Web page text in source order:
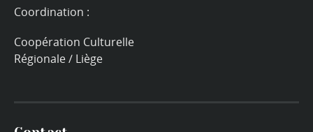
Coordination :
Coopération Culturelle
Régionale / Liège